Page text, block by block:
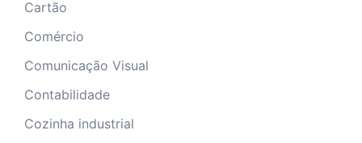
Cartão
Comércio
Comunicação Visual
Contabilidade
Cozinha industrial